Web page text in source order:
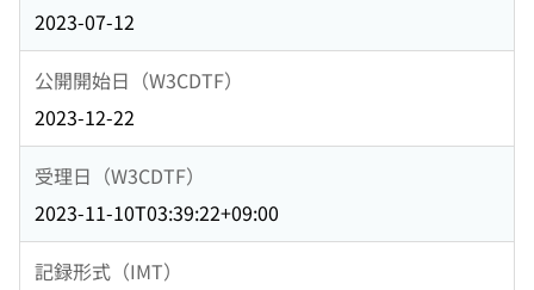
2023-07-12
公開開始日（W3CDTF）
2023-12-22
受理日（W3CDTF）
2023-11-10T03:39:22+09:00
記録形式（IMT）